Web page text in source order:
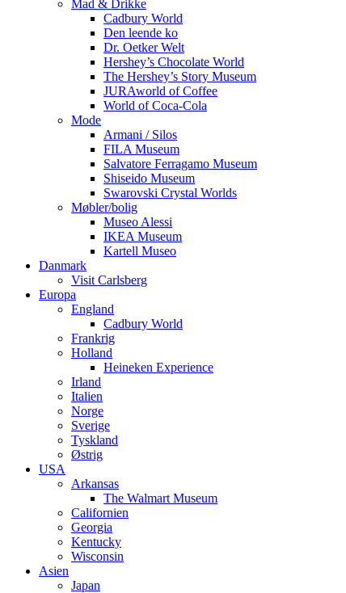
Mad & Drikke
Cadbury World
Den leende ko
Dr. Oetker Welt
Hershey’s Chocolate World
The Hershey’s Story Museum
JURAworld of Coffee
World of Coca-Cola
Mode
Armani / Silos
FILA Museum
Salvatore Ferragamo Museum
Shiseido Museum
Swarovski Crystal Worlds
Møbler/bolig
Museo Alessi
IKEA Museum
Kartell Museo
Danmark
Visit Carlsberg
Europa
England
Cadbury World
Frankrig
Holland
Heineken Experience
Irland
Italien
Norge
Sverige
Tyskland
Østrig
USA
Arkansas
The Walmart Museum
Californien
Georgia
Kentucky
Wisconsin
Asien
Japan